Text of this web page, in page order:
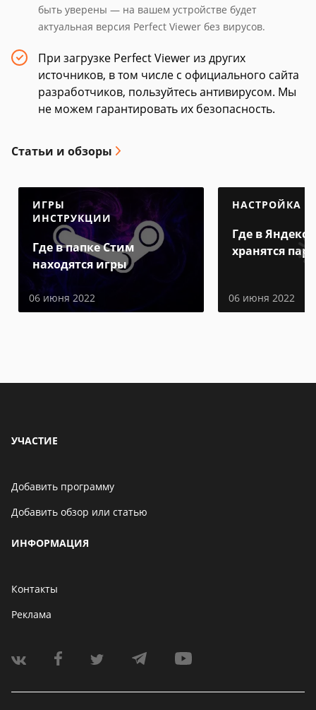
быть уверены — на вашем устройстве будет
актуальная версия Perfect Viewer без вирусов.
При загрузке Perfect Viewer из других
источников, в том числе с официального сайта
разработчиков, пользуйтесь антивирусом. Мы
не можем гарантировать их безопасность.
Статьи и обзоры
ИГРЫ
ИНСТРУКЦИИ
Где в папке Стим
находятся игры
06 июня 2022
НАСТРОЙКА
Где в Яндекс
хранятся
06 июня 2022
УЧАСТИЕ
Добавить программу
Добавить обзор или статью
ИНФОРМАЦИЯ
Контакты
Реклама